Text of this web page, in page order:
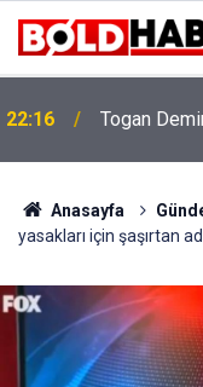
19:32 Sıcak
Anasayfa
yasakları için şaşırtan